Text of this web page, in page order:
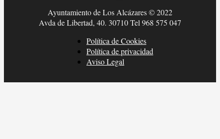
Ayuntamiento de Los Alcázares © 2022
Avda de Libertad, 40. 30710 Tel 968 575 047
Política de Cookies
Política de privacidad
Aviso Legal